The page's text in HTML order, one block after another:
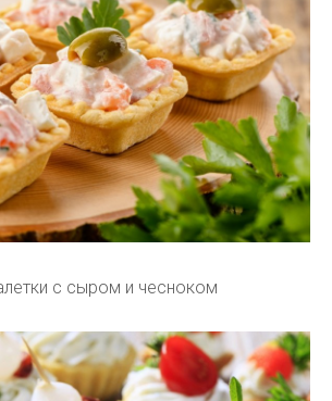
с сыром и чесноком